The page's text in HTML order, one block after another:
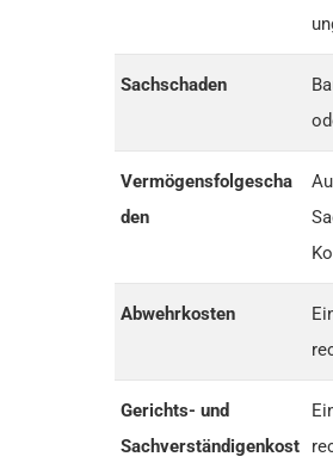
Sachschaden
Vermögensfolgescha
den
Abwehrkosten
Gerichts- und
Sachverständigenkost